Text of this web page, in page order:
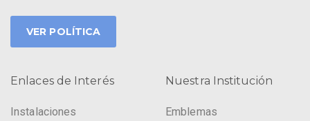
VER POLÍTICA
Enlaces de Interés
Instalaciones
Nuestra Institución
Emblemas